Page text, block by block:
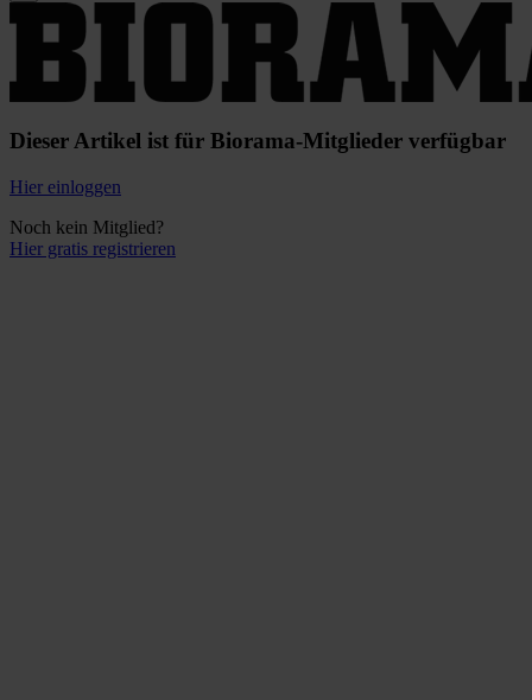
Dieser Artikel ist für Biorama-Mitglieder verfügbar
Hier einloggen
Noch kein Mitglied?
Hier gratis registrieren